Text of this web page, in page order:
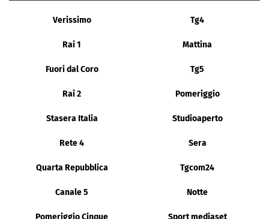
Verissimo Tg4
Rai 1 Mattina
Fuori dal Coro Tg5
Rai 2 Pomeriggio
Stasera Italia Studioaperto
Rete 4 Sera
Quarta Repubblica Tgcom24
Canale 5 Notte
Pomeriggio Cinque Sport mediaset